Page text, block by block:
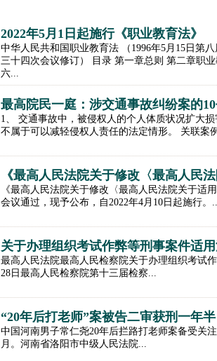
2022年5月1日起施行《职业教育法》
中华人民共和国职业教育法 （1996年5月15日第
三十四次会议修订） 目录 第一章总则 第二章职
六...
最高院民一庭：涉交通事故纠纷案的
1、 交通事故中，被侵权人的个人体质状况扩大
不属于可以减轻侵权人责任的法定情形。 关联案
《最高人民法院关于修改〈最高人民
《最高人民法院关于修改〈最高人民法院关于适
会议通过，现予公布，自2022年4月10日起施行。
关于办理组织考试作弊等刑事案件适
最高人民法院最高人民检察院关于办理组织考试
28日最高人民检察院第十三届检察...
“20年后打老师”案被告二审获刑一年半
中国河南男子常仁尧20年后拦路打老师案备受关
月。河南省洛阳市中级人民法院...